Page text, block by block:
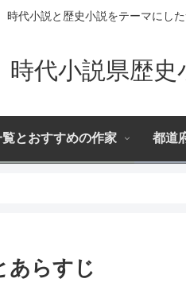
時代小説と歴史小説をテーマにした
時代小説県歴史
とおすすめの作家 都道
あらすじ